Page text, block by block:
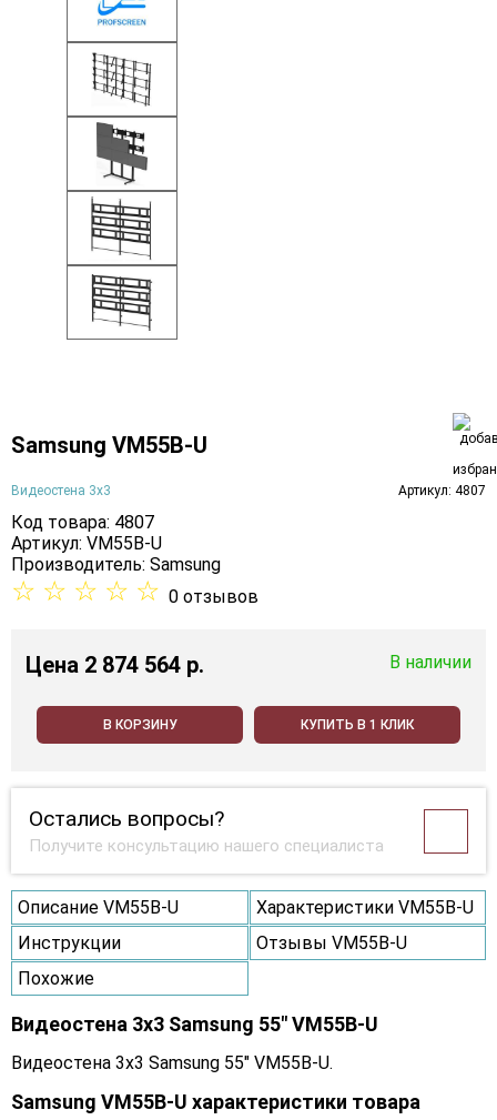
Samsung VM55B-U
Видеостена 3х3 Артикул: 4807
Код товара: 4807
Артикул: VM55B-U
Производитель: Samsung
☆ ☆ ☆ ☆ ☆ 0 отзывов
Цена 2 874 564 p. В наличии
В КОРЗИНУ КУПИТЬ В 1 КЛИК
Остались вопросы?
Получите консультацию нашего специалиста
Описание VM55B-U
Характеристики VM55B-U
Инструкции
Отзывы VM55B-U
Похожие
Видеостена 3x3 Samsung 55" VM55B-U
Видеостена 3x3 Samsung 55" VM55B-U.
Samsung VM55B-U характеристики товара